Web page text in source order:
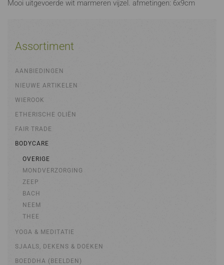
Mooi uitgevoerde wit marmeren vijzel. afmetingen: 6x9cm
Assortiment
AANBIEDINGEN
NIEUWE ARTIKELEN
WIEROOK
ETHERISCHE OLIËN
FAIR TRADE
BODYCARE
OVERIGE
MONDVERZORGING
ZEEP
BACH
NEEM
THEE
YOGA & MEDITATIE
SJAALS, DEKENS & DOEKEN
BOEDDHA (BEELDEN)